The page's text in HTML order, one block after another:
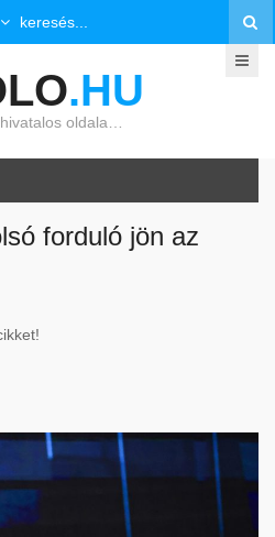
.HU
oldala…
forduló jön az